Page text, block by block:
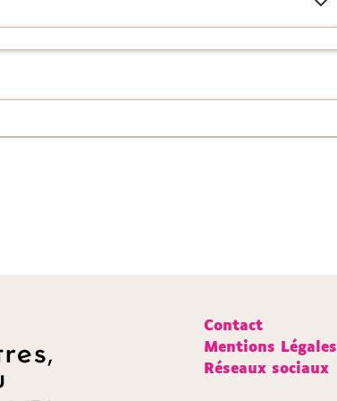
Contact
Mentions Légales
Réseaux sociaux